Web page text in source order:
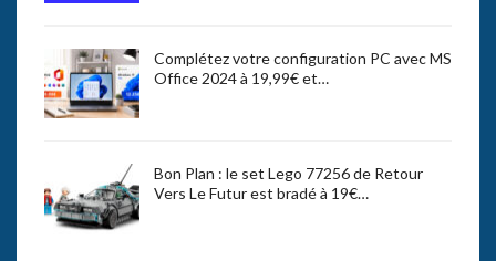
Complétez votre configuration PC avec MS
Office 2024 à 19,99€ et…
Bon Plan : le set Lego 77256 de Retour
Vers Le Futur est bradé à 19€…